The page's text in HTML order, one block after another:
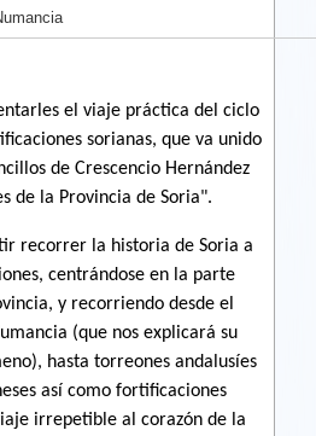
el viaje práctica del ciclo
sorianas, que va unido
de Crescencio Hernández
de la Provincia de Soria".
recorrer la historia de Soria a
centrándose en la parte
y recorriendo desde el
(que nos explicará su
hasta torreones andalusíes
así como fortificaciones
irrepetible al corazón de la